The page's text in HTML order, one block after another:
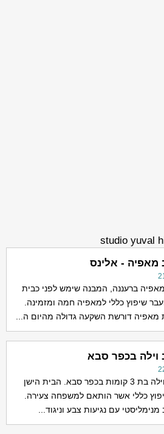
מאפיה - אלינס
ברעננה, המבנה שימש לפני כבית
שיפוץ כללי למאפיה חמה ומזמינה.
מאפיה דורשת השקעה גדולה מהיום ה...
וילה בכפר סבא
עיצוב וילה בת 3 קומות בכפר סבא. הבית הישן
כללי אשר הותאם למשפחה צעירה.
מנימליסטי עם נגיעות צבע וניגוד...